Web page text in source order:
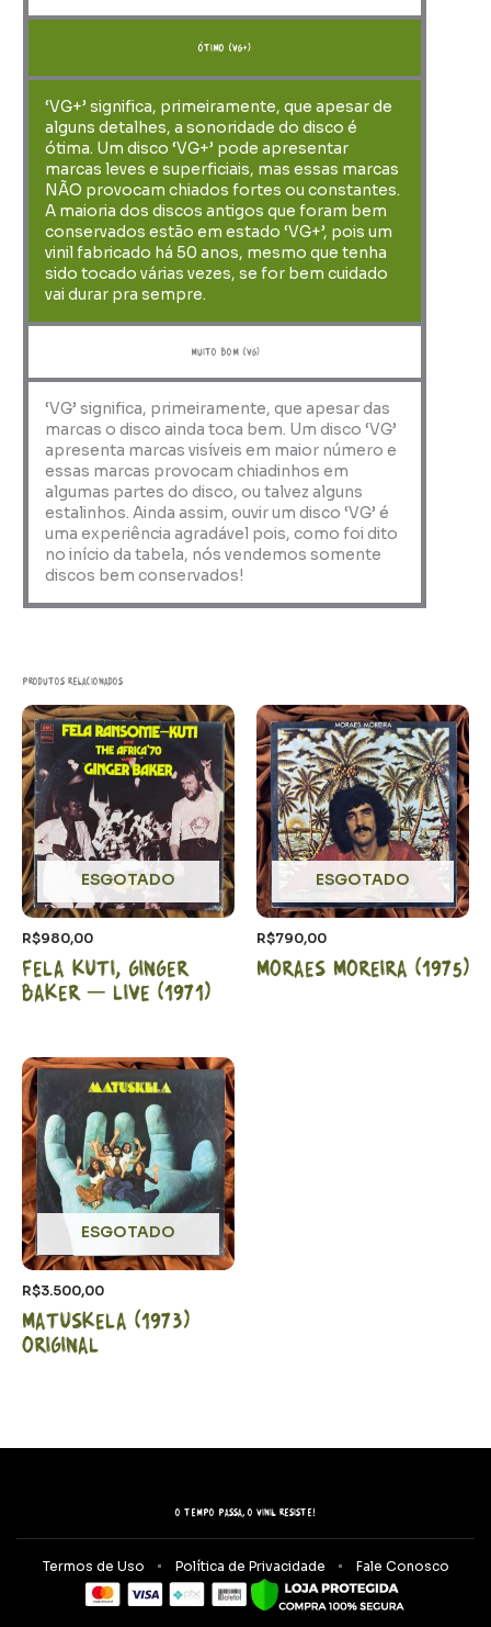
ótimo (VG+)
‘VG+’ significa, primeiramente, que apesar de
alguns detalhes, a sonoridade do disco é
ótima. Um disco ‘VG+’ pode apresentar
marcas leves e superficiais, mas essas marcas
NÃO provocam chiados fortes ou constantes.
A maioria dos discos antigos que foram bem
conservados estão em estado ‘VG+’, pois um
vinil fabricado há 50 anos, mesmo que tenha
sido tocado várias vezes, se for bem cuidado
vai durar pra sempre.
muito bom (VG)
‘VG’ significa, primeiramente, que apesar das
marcas o disco ainda toca bem. Um disco ‘VG’
apresenta marcas visíveis em maior número e
essas marcas provocam chiadinhos em
algumas partes do disco, ou talvez alguns
estalinhos. Ainda assim, ouvir um disco ‘VG’ é
uma experiência agradável pois, como foi dito
no início da tabela, nós vendemos somente
discos bem conservados!
Produtos relacionados
ESGOTADO
R$980,00
Fela Kuti, Ginger
Baker – LIVE (1971)
ESGOTADO
R$790,00
Moraes Moreira (1975)
ESGOTADO
R$3.500,00
Matuskela (1973)
Original
O tempo passa, o vinil resiste!
Termos de Uso Política de Privacidade Fale Conosco